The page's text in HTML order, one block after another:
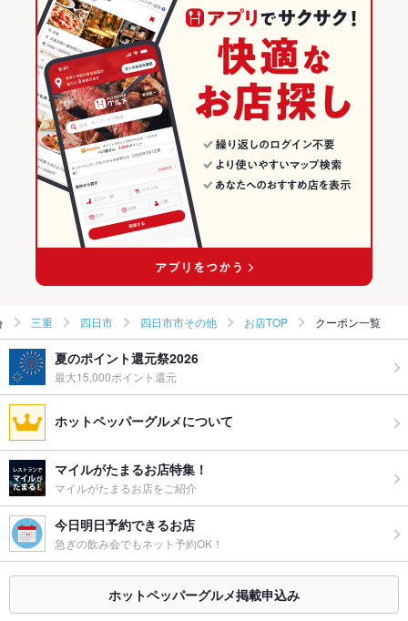
居酒屋
洋・和洋・各国料理・その他
四日市 × 居酒屋
四日市 × 洋・和洋・各国料理・その他
川原町駅 × 居酒屋
川原町駅 × 洋・和洋・各国料理・その他
三重 × 焼肉・ホルモン
三重 × 焼肉
三重 × 居酒屋
三重 × 洋・和洋・各国料理・その他
四日市のグルメランキング
四日市の焼肉・ホルモンランキング
四日市市その他のグルメランキング
四日市市その他の焼肉・ホルモンランキング
三重 四日市 四日市市その他 お店TOP クーポン一覧
夏のポイント還元祭2026
最大15,000ポイント還元
ホットペッパーグルメについて
マイルがたまるお店特集！
マイルがたまるお店をご紹介
今日明日予約できるお店
急ぎの飲み会でもネット予約OK！
ホットペッパーグルメ掲載申込み